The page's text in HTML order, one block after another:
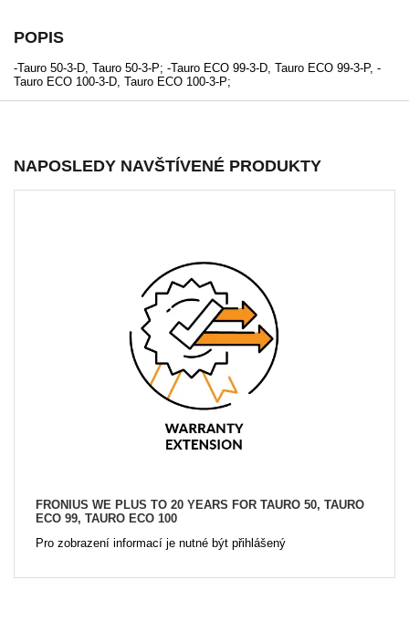
POPIS
-Tauro 50-3-D, Tauro 50-3-P; -Tauro ECO 99-3-D, Tauro ECO 99-3-P, -
Tauro ECO 100-3-D, Tauro ECO 100-3-P;
NAPOSLEDY NAVŠTÍVENÉ PRODUKTY
FRONIUS WE PLUS TO 20 YEARS FOR TAURO 50, TAURO
ECO 99, TAURO ECO 100
Pro zobrazení informací je nutné být přihlášený